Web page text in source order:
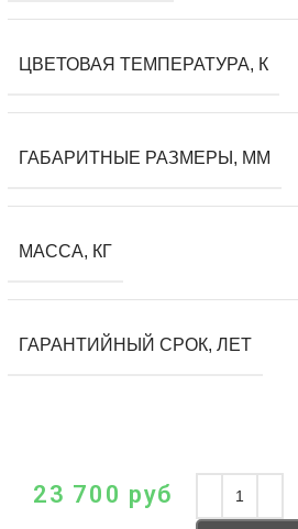
ЦВЕТОВАЯ ТЕМПЕРАТУРА, К
ГАБАРИТНЫЕ РАЗМЕРЫ, ММ
МАССА, КГ
ГАРАНТИЙНЫЙ СРОК, ЛЕТ
23 700 руб